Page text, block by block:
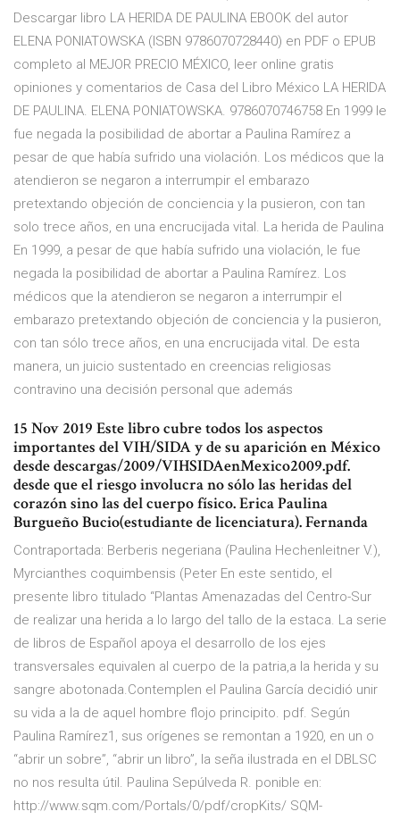
Descargar libro LA HERIDA DE PAULINA EBOOK del autor
ELENA PONIATOWSKA (ISBN 9786070728440) en PDF o EPUB
completo al MEJOR PRECIO MÉXICO, leer online gratis
opiniones y comentarios de Casa del Libro México LA HERIDA
DE PAULINA. ELENA PONIATOWSKA. 9786070746758 En 1999 le
fue negada la posibilidad de abortar a Paulina Ramírez a
pesar de que había sufrido una violación. Los médicos que la
atendieron se negaron a interrumpir el embarazo
pretextando objeción de conciencia y la pusieron, con tan
solo trece años, en una encrucijada vital. La herida de Paulina
En 1999, a pesar de que había sufrido una violación, le fue
negada la posibilidad de abortar a Paulina Ramírez. Los
médicos que la atendieron se negaron a interrumpir el
embarazo pretextando objeción de conciencia y la pusieron,
con tan sólo trece años, en una encrucijada vital. De esta
manera, un juicio sustentado en creencias religiosas
contravino una decisión personal que además
15 Nov 2019 Este libro cubre todos los aspectos
importantes del VIH/SIDA y de su aparición en México
desde descargas/2009/VIHSIDAenMexico2009.pdf.
desde que el riesgo involucra no sólo las heridas del
corazón sino las del cuerpo físico. Erica Paulina
Burgueño Bucio(estudiante de licenciatura). Fernanda
Contraportada: Berberis negeriana (Paulina Hechenleitner V.),
Myrcianthes coquimbensis (Peter En este sentido, el
presente libro titulado “Plantas Amenazadas del Centro-Sur
de realizar una herida a lo largo del tallo de la estaca. La serie
de libros de Español apoya el desarrollo de los ejes
transversales equivalen al cuerpo de la patria,a la herida y su
sangre abotonada.Contemplen el Paulina García decidió unir
su vida a la de aquel hombre flojo principito. pdf. Según
Paulina Ramírez1, sus orígenes se remontan a 1920, en un o
“abrir un sobre”, “abrir un libro”, la seña ilustrada en el DBLSC
no nos resulta útil. Paulina Sepúlveda R. ponible en:
http://www.sqm.com/Portals/0/pdf/cropKits/ SQM-